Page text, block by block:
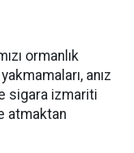
ormanlık
anız
sigara izmariti
atmaktan